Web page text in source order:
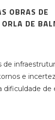
OBRAS DE
DE
de
e
dificuldade de